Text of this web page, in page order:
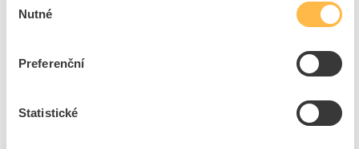
souhlasu
Nutné
Preferenční
Statistické
V sortimentu žárovek dnes najdete modely
otřesuvzdorné konstrukce či žárovky do různých